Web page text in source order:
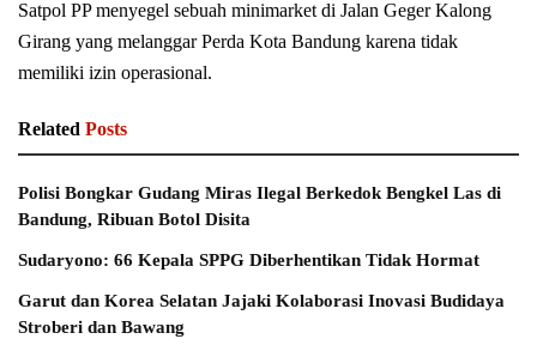
Satpol PP menyegel sebuah minimarket di Jalan Geger Kalong
Girang yang melanggar Perda Kota Bandung karena tidak
memiliki izin operasional.
Related Posts
Polisi Bongkar Gudang Miras Ilegal Berkedok Bengkel Las di
Bandung, Ribuan Botol Disita
Sudaryono: 66 Kepala SPPG Diberhentikan Tidak Hormat
Garut dan Korea Selatan Jajaki Kolaborasi Inovasi Budidaya
Stroberi dan Bawang